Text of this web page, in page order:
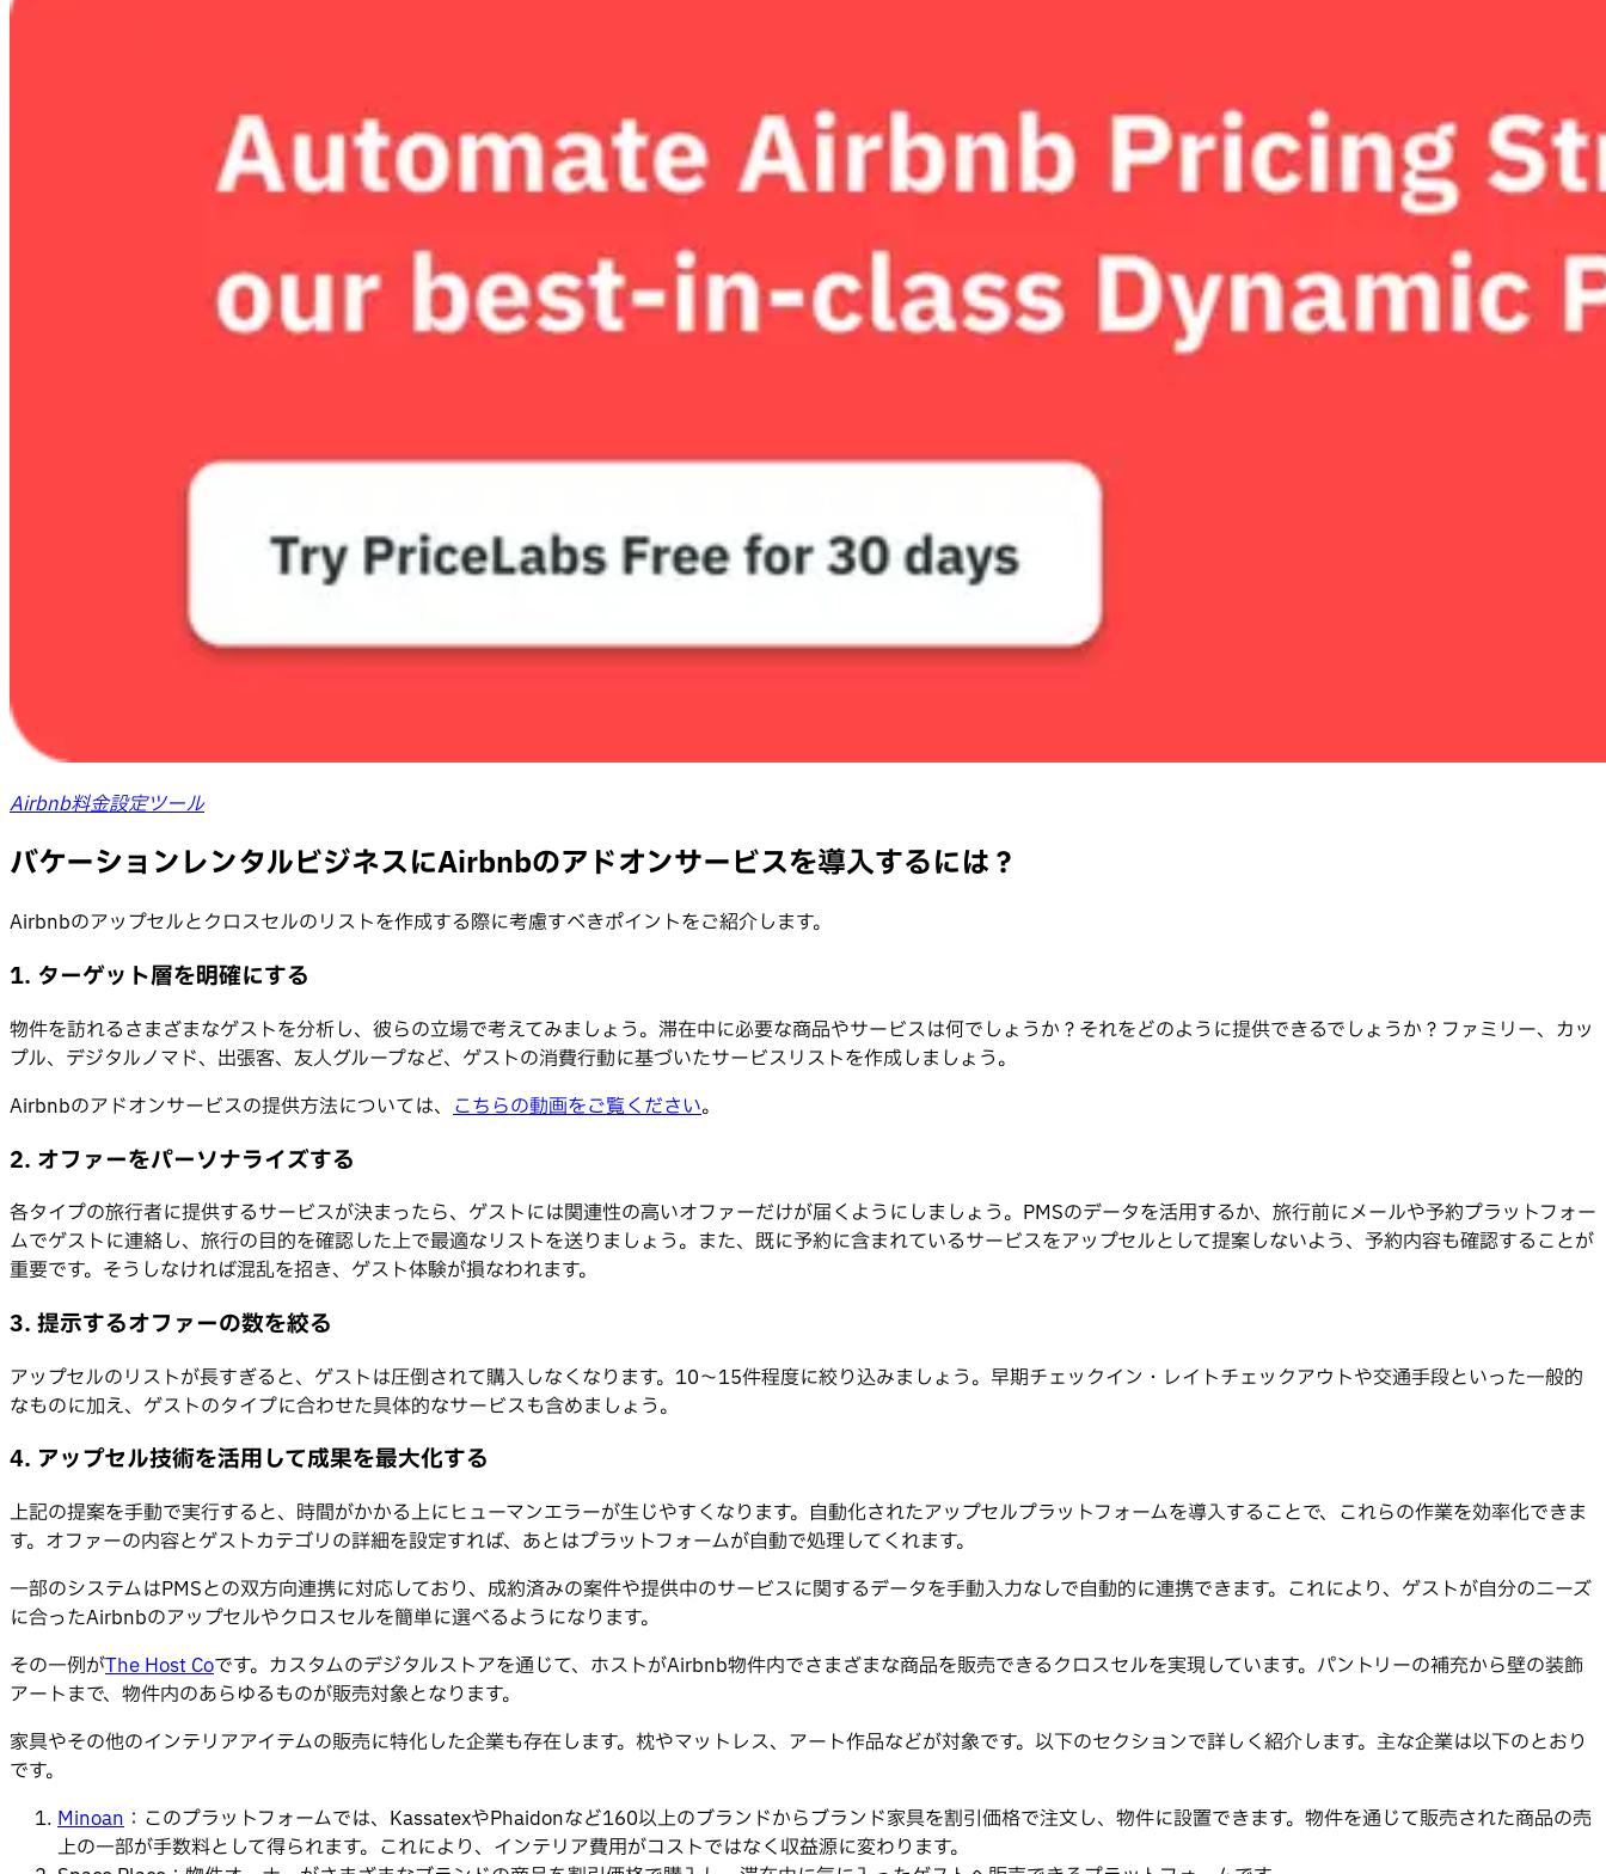
Airbnb料金設定ツール
バケーションレンタルビジネスにAirbnbのアドオンサービスを導入するには？
Airbnbのアップセルとクロスセルのリストを作成する際に考慮すべきポイントをご紹介します。
1. ターゲット層を明確にする
物件を訪れるさまざまなゲストを分析し、彼らの立場で考えてみましょう。滞在中に必要な商品やサービスは何でしょうか？それをどのように提供できるでしょうか？ファミリー、カッ
プル、デジタルノマド、出張客、友人グループなど、ゲストの消費行動に基づいたサービスリストを作成しましょう。
Airbnbのアドオンサービスの提供方法については、 こちらの動画をご覧ください。
2. オファーをパーソナライズする
各タイプの旅行者に提供するサービスが決まったら、ゲストには関連性の高いオファーだけが届くようにしましょう。PMSのデータを活用するか、旅行前にメールや予約プラットフォー
ムでゲストに連絡し、旅行の目的を確認した上で最適なリストを送りましょう。また、既に予約に含まれているサービスをアップセルとして提案しないよう、予約内容も確認することが
重要です。そうしなければ混乱を招き、ゲスト体験が損なわれます。
3. 提示するオファーの数を絞る
アップセルのリストが長すぎると、ゲストは圧倒されて購入しなくなります。10〜15件程度に絞り込みましょう。早期チェックイン・レイトチェックアウトや交通手段といった一般的
なものに加え、ゲストのタイプに合わせた具体的なサービスも含めましょう。
4. アップセル技術を活用して成果を最大化する
上記の提案を手動で実行すると、時間がかかる上にヒューマンエラーが生じやすくなります。自動化されたアップセルプラットフォームを導入することで、これらの作業を効率化できま
す。オファーの内容とゲストカテゴリの詳細を設定すれば、あとはプラットフォームが自動で処理してくれます。
一部のシステムはPMSとの双方向連携に対応しており、成約済みの案件や提供中のサービスに関するデータを手動入力なしで自動的に連携できます。これにより、ゲストが自分のニーズ
に合ったAirbnbのアップセルやクロスセルを簡単に選べるようになります。
その一例がThe Host Coです。カスタムのデジタルストアを通じて、ホストがAirbnb物件内でさまざまな商品を販売できるクロスセルを実現しています。パントリーの補充から壁の装飾
アートまで、物件内のあらゆるものが販売対象となります。
家具やその他のインテリアアイテムの販売に特化した企業も存在します。枕やマットレス、アート作品などが対象です。以下のセクションで詳しく紹介します。主な企業は以下のとおり
です。
Minoan ：このプラットフォームでは、KassatexやPhaidonなど160以上のブランドからブランド家具を割引価格で注文し、物件に設置できます。物件を通じて販売された商品の売
上の一部が手数料として得られます。これにより、インテリア費用がコストではなく収益源に変わります。